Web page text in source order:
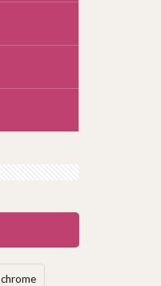
chrome